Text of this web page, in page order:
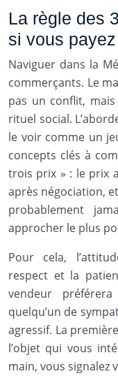
La règle des
si vous
Naviguer dans la
commerçants. Le
pas un conflit,
rituel social.
le voir comme un
concepts clés à
trois prix » : le prix
après négociation,
probablement
approcher le plus
Pour cela,
respect et la
vendeur
quelqu’un de
agressif. La
l’objet qui vous
main, vous signalez